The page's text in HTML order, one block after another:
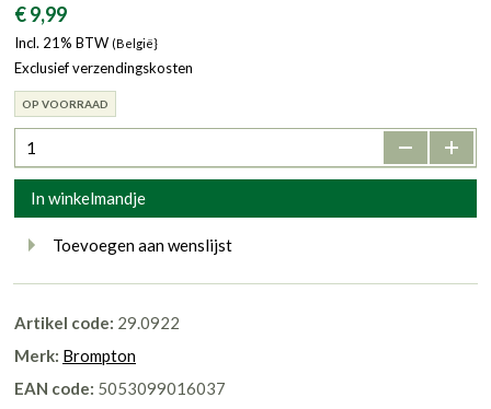
€ 9,99
Incl. 21% BTW (België}
Exclusief verzendingskosten
OP VOORRAAD
- +
In winkelmandje
Toevoegen aan wenslijst
Artikel code: 29.0922
Merk: Brompton
EAN code: 5053099016037